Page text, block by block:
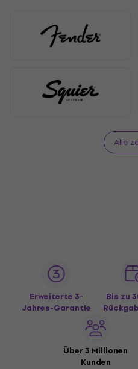
Alle
Erweiterte 3-
Jahres-Garantie
Bis zu
Über 3 Millionen
Kunden